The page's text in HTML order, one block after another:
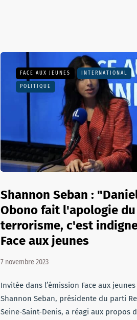
FACE AUX JEUNES INTERNATIONAL
POLITIQUE
Shannon Seban :
Obono fait l'apologie du
terrorisme, c'est indigne
Face aux jeunes
7 novembre 2023
Invitée dans l’émission Face aux
Shannon Seban, présidente du parti
Seine-Saint-Denis, a réagi aux propos